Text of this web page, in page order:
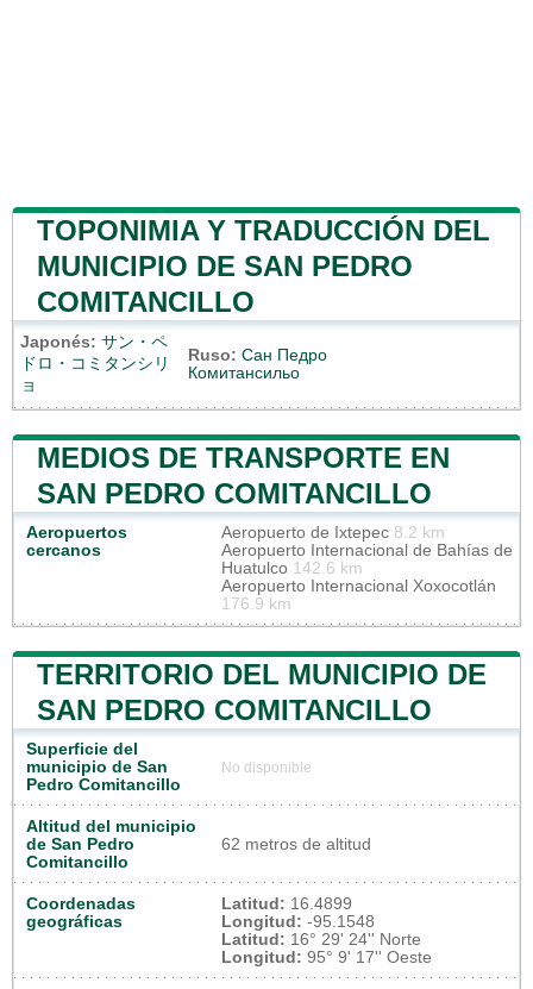
TOPONIMIA Y TRADUCCIÓN DEL
MUNICIPIO DE SAN PEDRO
COMITANCILLO
Japonés: サン・ペ
ドロ・コミタンシリ
ョ
Ruso: Сан Педро
Комитансильо
MEDIOS DE TRANSPORTE EN
SAN PEDRO COMITANCILLO
Aeropuertos
cercanos
Aeropuerto de Ixtepec 8.2 km
Aeropuerto Internacional de Bahías de
Huatulco 142.6 km
Aeropuerto Internacional Xoxocotlán
176.9 km
TERRITORIO DEL MUNICIPIO DE
SAN PEDRO COMITANCILLO
Superficie del
municipio de San
Pedro Comitancillo
No disponible
Altitud del municipio
de San Pedro
Comitancillo
62 metros de altitud
Coordenadas
geográficas
Latitud: 16.4899
Longitud: -95.1548
Latitud: 16° 29' 24'' Norte
Longitud: 95° 9' 17'' Oeste